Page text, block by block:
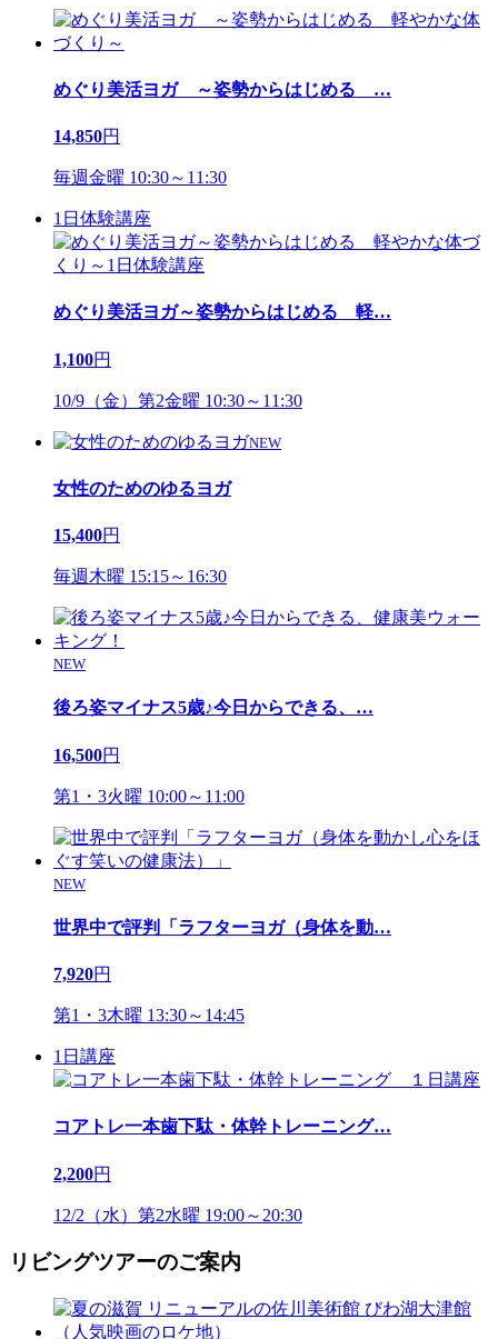
めぐり美活ヨガ ～姿勢からはじめる …
14,850円
毎週金曜 10:30～11:30
1日体験講座
めぐり美活ヨガ～姿勢からはじめる 軽…
1,100円
10/9（金）第2金曜 10:30～11:30
NEW
女性のためのゆるヨガ
15,400円
毎週木曜 15:15～16:30
NEW
後ろ姿マイナス5歳♪今日からできる、 …
16,500円
第1・3火曜 10:00～11:00
NEW
世界中で評判「ラフターヨガ（身体を動…
7,920円
第1・3木曜 13:30～14:45
1日講座
コアトレ一本歯下駄・体幹トレーニング…
2,200円
12/2（水）第2水曜 19:00～20:30
リビングツアーのご案内